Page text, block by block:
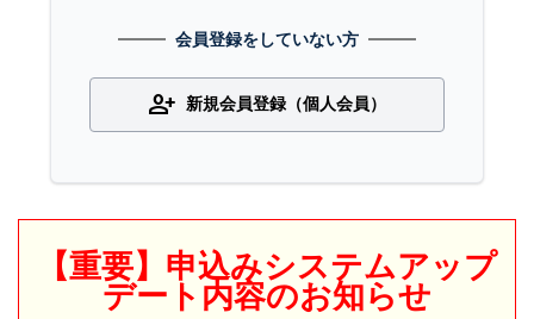
会員登録をしていない方
person_add 新規会員登録（個人会員）
【重要】申込みシステムアップ
デート内容のお知らせ